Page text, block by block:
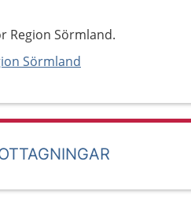
Region Sörmland.
Sörmland